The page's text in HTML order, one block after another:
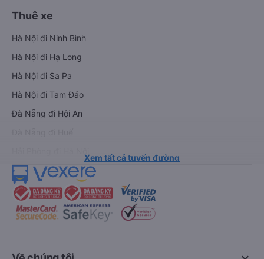
Thuê xe
Hà Nội đi Ninh Bình
Hà Nội đi Hạ Long
Hà Nội đi Sa Pa
Hà Nội đi Tam Đảo
Đà Nẵng đi Hội An
Xem tất cả tuyến đường